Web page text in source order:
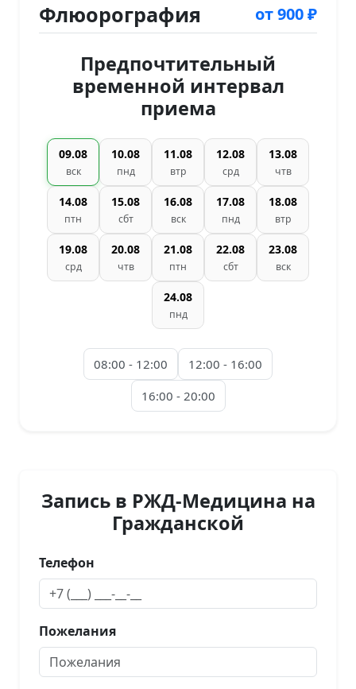
Флюорография от 900 ₽
Предпочтительный
временной интервал
приема
09.08
вск
10.08
пнд
11.08
втр
12.08
срд
13.08
чтв
14.08
птн
15.08
сбт
16.08
вск
17.08
пнд
18.08
втр
19.08
срд
20.08
чтв
21.08
птн
22.08
сбт
23.08
вск
24.08
пнд
08:00 - 12:00
12:00 - 16:00
16:00 - 20:00
Запись в РЖД-Медицина на
Гражданской
Телефон
Пожелания